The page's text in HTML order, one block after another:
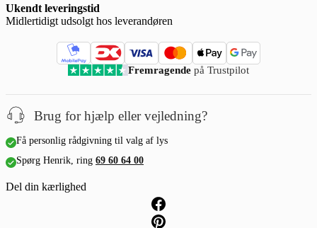
Ukendt leveringstid
Midlertidigt udsolgt hos leverandøren
Fremragende på Trustpilot
Brug for hjælp eller vejledning?
Få personlig rådgivning til valg af lys
Spørg Henrik, ring 69 60 64 00
Del din kærlighed